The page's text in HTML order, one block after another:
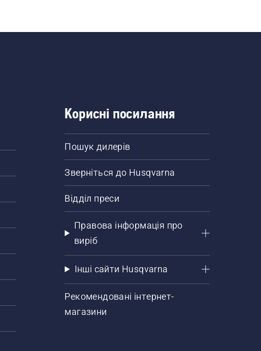
Корисні посилання
Пошук дилерів
Зверніться до Husqvarna
Відділ преси
Правова інформація про
виріб
Інші сайти Husqvarna
Рекомендовані інтернет-
магазини